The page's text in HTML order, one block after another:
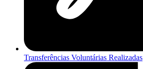
Transferências Voluntárias Realizadas